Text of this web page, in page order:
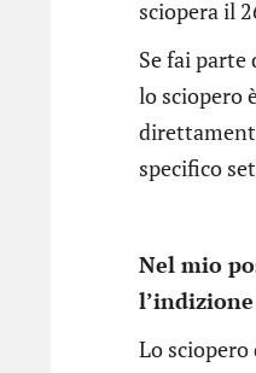
sciopera il
Se fai
lo sciopero
specifico
Nel mio
Lo